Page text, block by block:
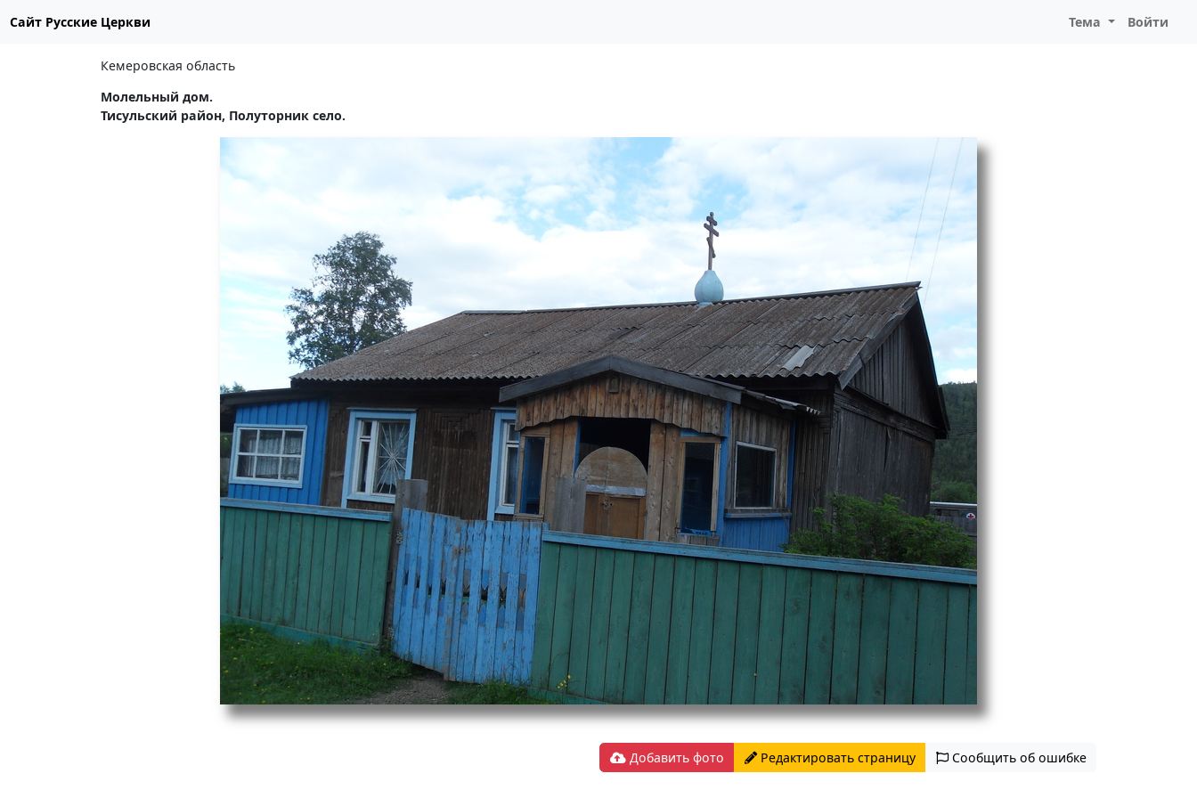
Сайт Русские Церкви Тема Войти
Кемеровская область
Молельный дом.
Тисульский район, Полуторник село.
Добавить фото Редактировать страницу Сообщить об ошибке